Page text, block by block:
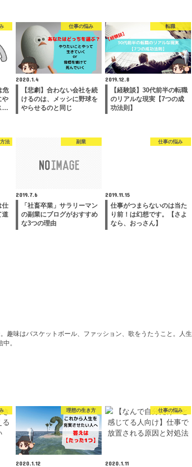
危
や
…
仕事の悩み
2020.1.4
【悲劇】合わない会社を続
けるのは、メッシに野球を
やらせるのと同じ
転職
2019.12.8
【経験談】30代前半の転職
のリアルな現実【7つの成
功法則】
法
仕
道
副業
2019.7.6
「社畜卒業」サラリーマン
の副業にブログがおすすめ
な3つの理由
仕事の悩み
2019.11.15
仕事がつまらないのは当た
り前！は幻想です。【さよ
なら、おっさん】
趣味はバスケットボール、ファッション、歌をうたうこと。人生
。
理想の生き方
2020.1.12
仕事の悩み
2020.1.11